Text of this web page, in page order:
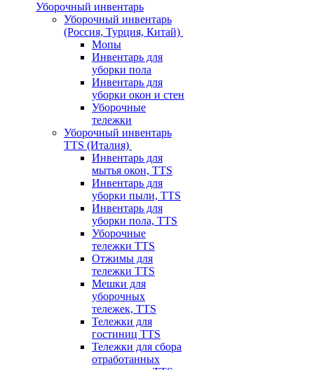
Уборочный инвентарь
Уборочный инвентарь
(Россия, Турция, Китай)
Мопы
Инвентарь для
уборки пола
Инвентарь для
уборки окон и стен
Уборочные
тележки
Уборочный инвентарь
TTS (Италия)
Инвентарь для
мытья окон, TTS
Инвентарь для
уборки пыли, TTS
Инвентарь для
уборки пола, TTS
Уборочные
тележки TTS
Отжимы для
тележки TTS
Мешки для
уборочных
тележек, TTS
Тележки для
гостиниц TTS
Тележки для сбора
отработанных